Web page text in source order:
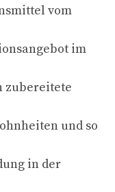
vom
im
zubereitete
und so
in der